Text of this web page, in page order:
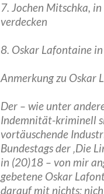
7. Jochen Mitschka,
verdecken
8. Oskar Lafontaine
Anmerkung zu Oskar
Der – wie unter
Indemnität-kriminell
vortäuschende
Bundestags der ‚Die
in (20)18 – von mir
gebetene Oskar
darauf mit nichts;